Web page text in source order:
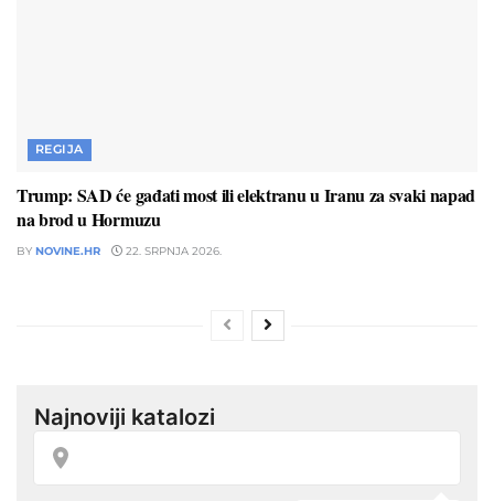
REGIJA
Trump: SAD će gađati most ili elektranu u Iranu za svaki napad
na brod u Hormuzu
BY NOVINE.HR 22. SRPNJA 2026.